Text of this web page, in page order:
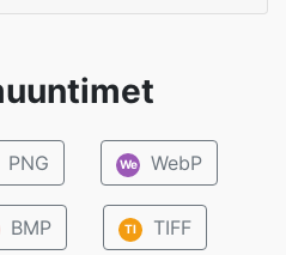
PNG We WebP
BMP TI TIFF